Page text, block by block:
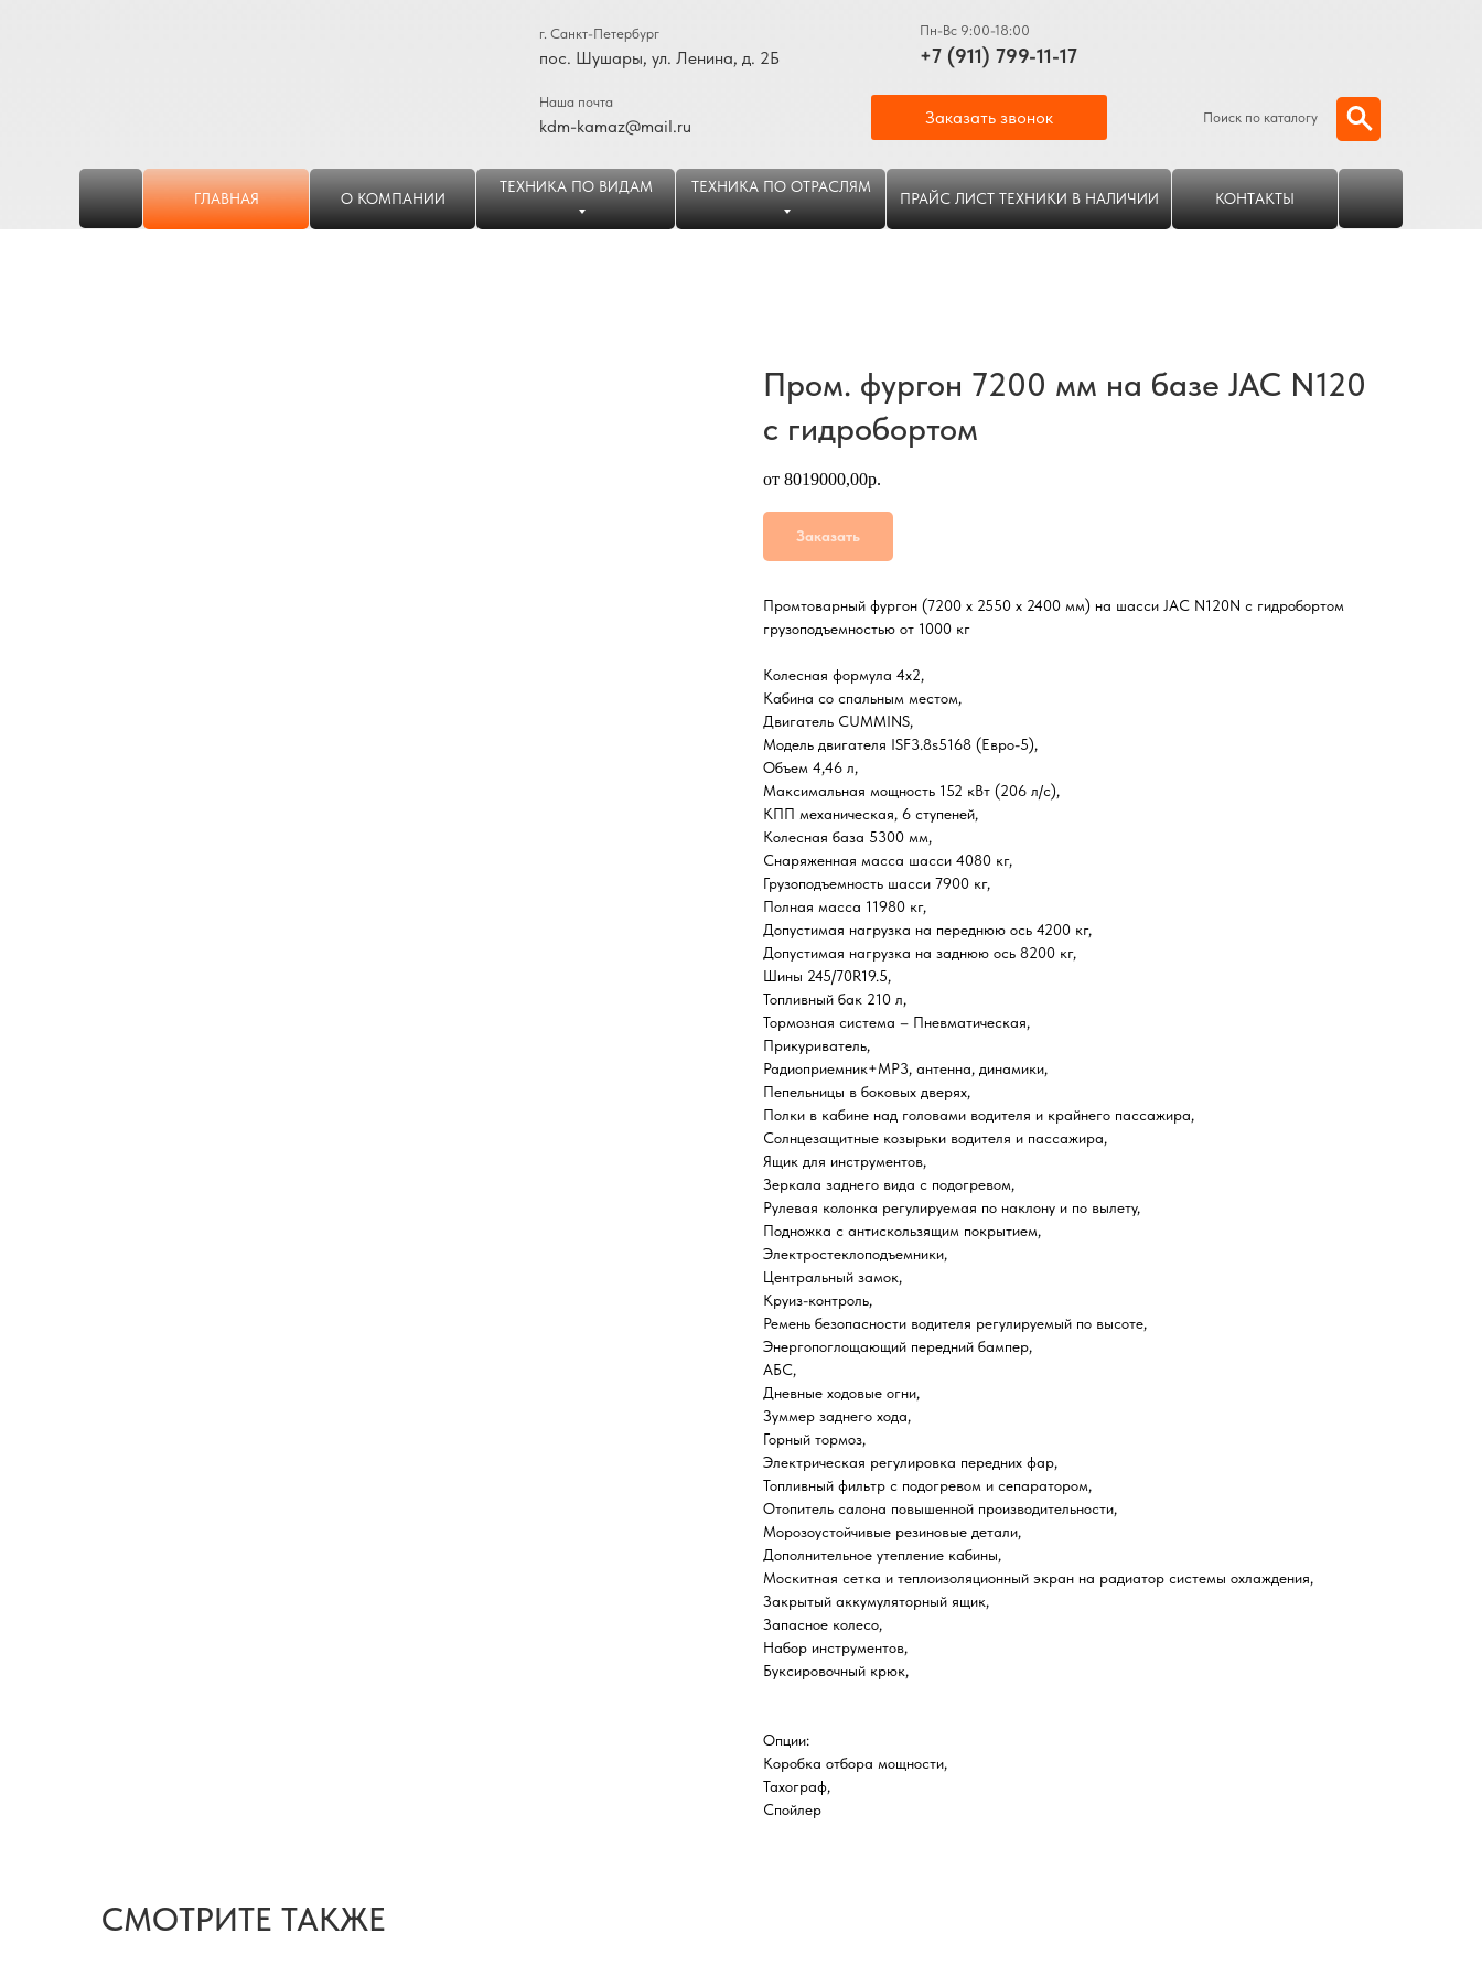
+7 (911) 799-11-17
Пн-Вс 9:00-18:00
kdm-kamaz@mail.ru
Наша почта
Заказать звонок Поиск по каталогу
пос. Шушары, ул. Ленина, д. 2Б
г. Санкт-Петербург
ГЛАВНАЯ О КОМПАНИИ
ТЕХНИКА ПО ВИДАМ ТЕХНИКА ПО ОТРАСЛЯМ
ПРАЙС ЛИСТ ТЕХНИКИ В НАЛИЧИИ КОНТАКТЫ
Пром. фургон 7200 мм на базе JAC N120
с гидробортом
от 8019000,00р.
Заказать
Промтоварный фургон (7200 х 2550 х 2400 мм) на шасси JAC N120N с гидробортом
грузоподъемностью от 1000 кг
Колесная формула 4х2,
Кабина со спальным местом,
Двигатель CUMMINS,
Модель двигателя ISF3.8s5168 (Евро-5),
Объем 4,46 л,
Максимальная мощность 152 кВт (206 л/с),
КПП механическая, 6 ступеней,
Колесная база 5300 мм,
Снаряженная масса шасси 4080 кг,
Грузоподъемность шасси 7900 кг,
Полная масса 11980 кг,
Допустимая нагрузка на переднюю ось 4200 кг,
Допустимая нагрузка на заднюю ось 8200 кг,
Шины 245/70R19.5,
Топливный бак 210 л,
Тормозная система – Пневматическая,
Прикуриватель,
Радиоприемник+MP3, антенна, динамики,
Пепельницы в боковых дверях,
Полки в кабине над головами водителя и крайнего пассажира,
Солнцезащитные козырьки водителя и пассажира,
Ящик для инструментов,
Зеркала заднего вида с подогревом,
Рулевая колонка регулируемая по наклону и по вылету,
Подножка с антискользящим покрытием,
Электростеклоподъемники,
Центральный замок,
Круиз-контроль,
Ремень безопасности водителя регулируемый по высоте,
Энергопоглощающий передний бампер,
АБС,
Дневные ходовые огни,
Зуммер заднего хода,
Горный тормоз,
Электрическая регулировка передних фар,
Топливный фильтр с подогревом и сепаратором,
Отопитель салона повышенной производительности,
Морозоустойчивые резиновые детали,
Дополнительное утепление кабины,
Москитная сетка и теплоизоляционный экран на радиатор системы охлаждения,
Закрытый аккумуляторный ящик,
Запасное колесо,
Набор инструментов,
Буксировочный крюк,
Опции:
Коробка отбора мощности,
Тахограф,
Спойлер
СМОТРИТЕ ТАКЖЕ